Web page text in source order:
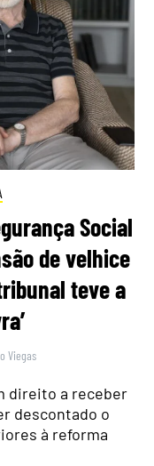
Social
de velhice
teve a
Viegas
direito a receber
descontado o
à reforma